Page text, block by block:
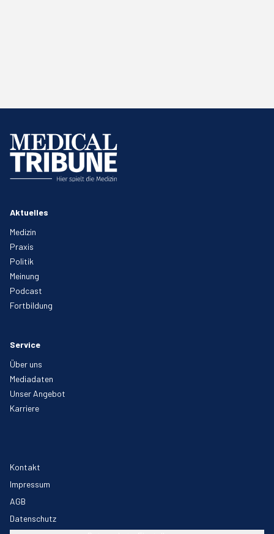
Aktuelles
Medizin
Praxis
Politik
Meinung
Podcast
Fortbildung
Service
Über uns
Mediadaten
Unser Angebot
Karriere
Kontakt
Impressum
AGB
Datenschutz